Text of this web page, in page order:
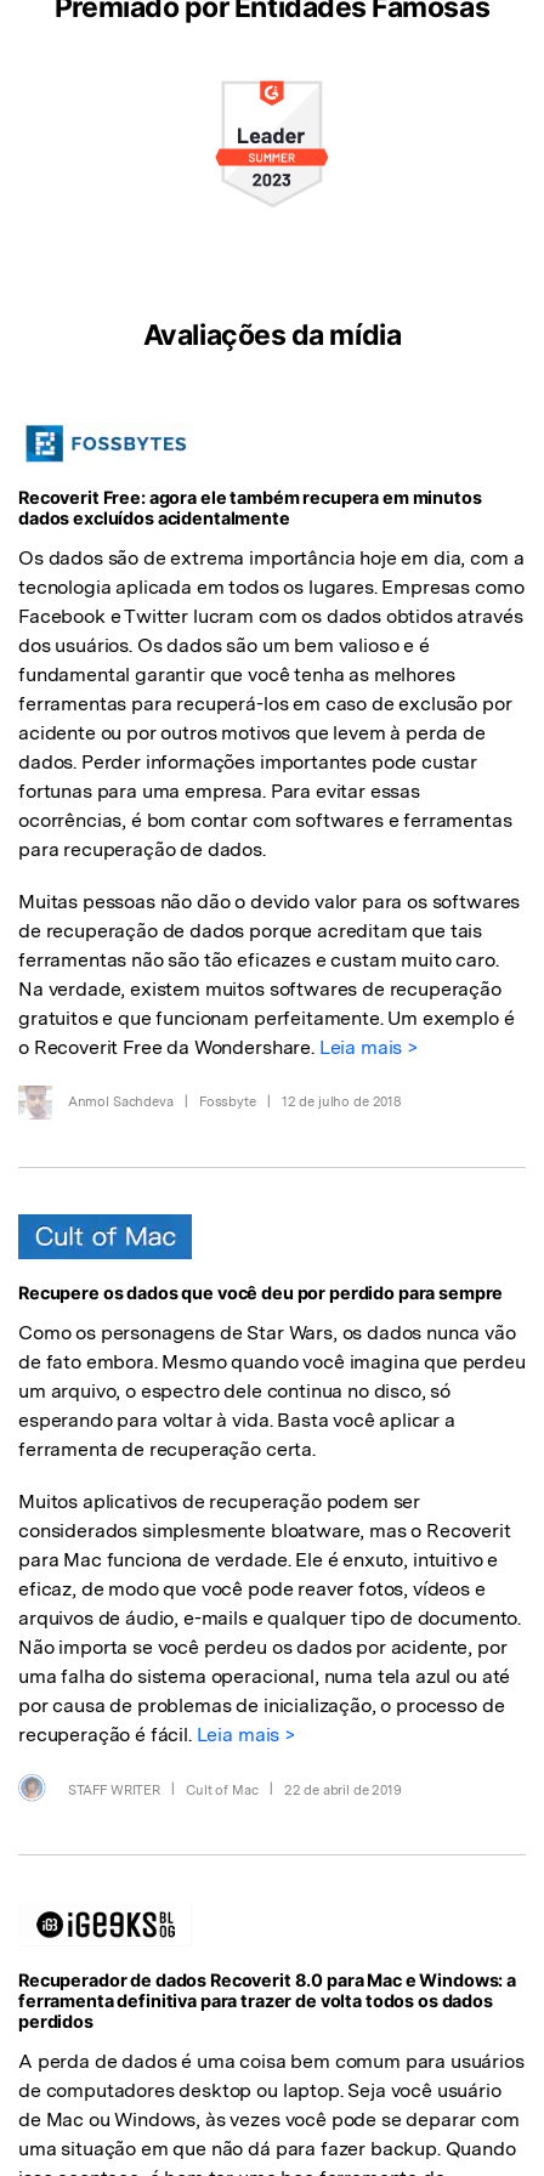
Recupere dados perdidos/excluídos gratuitamente
Teste Grátis
Outros Produtos
ENCONTRAR MAIS SOLUÇÕES
Teste Online
Premiado por Entidades Famosas
Avaliações da mídia
Recoverit Free: agora ele também recupera em minutos
dados excluídos acidentalmente
Os dados são de extrema importância hoje em dia, com a
tecnologia aplicada em todos os lugares. Empresas como
Facebook e Twitter lucram com os dados obtidos através
dos usuários. Os dados são um bem valioso e é
fundamental garantir que você tenha as melhores
ferramentas para recuperá-los em caso de exclusão por
acidente ou por outros motivos que levem à perda de
dados. Perder informações importantes pode custar
fortunas para uma empresa. Para evitar essas
ocorrências, é bom contar com softwares e ferramentas
para recuperação de dados.
Muitas pessoas não dão o devido valor para os softwares
de recuperação de dados porque acreditam que tais
ferramentas não são tão eficazes e custam muito caro.
Na verdade, existem muitos softwares de recuperação
gratuitos e que funcionam perfeitamente. Um exemplo é
o Recoverit Free da Wondershare.Leia mais >
Anmol Sachdeva Fossbyte 12 de julho de 2018
Recupere os dados que você deu por perdido para sempre
Como os personagens de Star Wars, os dados nunca vão
de fato embora. Mesmo quando você imagina que perdeu
um arquivo, o espectro dele continua no disco, só
esperando para voltar à vida. Basta você aplicar a
ferramenta de recuperação certa.
Muitos aplicativos de recuperação podem ser
considerados simplesmente bloatware, mas o Recoverit
para Mac funciona de verdade. Ele é enxuto, intuitivo e
eficaz, de modo que você pode reaver fotos, vídeos e
arquivos de áudio, e-mails e qualquer tipo de documento.
Não importa se você perdeu os dados por acidente, por
uma falha do sistema operacional, numa tela azul ou até
por causa de problemas de inicialização, o processo de
recuperação é fácil. Leia mais >
STAFF WRITER Cult of Mac 22 de abril de 2019
Recuperador de dados Recoverit 8.0 para Mac e Windows: a
ferramenta definitiva para trazer de volta todos os dados
perdidos
A perda de dados é uma coisa bem comum para usuários
de computadores desktop ou laptop. Seja você usuário
de Mac ou Windows, às vezes você pode se deparar com
uma situação em que não dá para fazer backup. Quando